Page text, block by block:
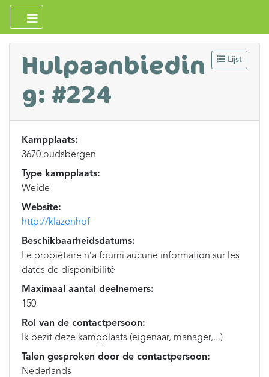
Lijst
Hulpaanbiedin
g: #224
Kampplaats:
3670 oudsbergen
Type kampplaats:
Weide
Website:
http://klazenhof
Beschikbaarheidsdatums:
Le propiétaire n’a fourni aucune information sur les
dates de disponibilité
Maximaal aantal deelnemers:
150
Rol van de contactpersoon:
Ik bezit deze kampplaats (eigenaar, manager,...)
Talen gesproken door de contactpersoon:
Nederlands